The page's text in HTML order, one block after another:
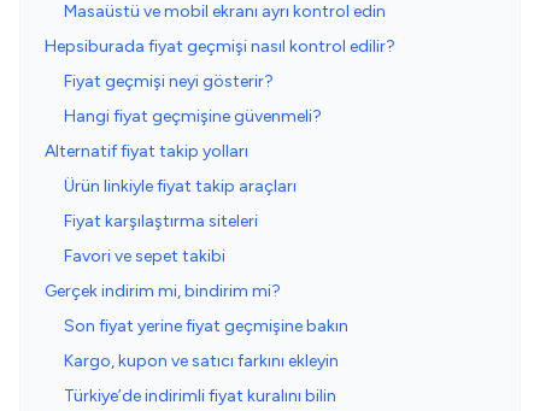
Masaüstü ve mobil ekranı ayrı kontrol edin
Hepsiburada fiyat geçmişi nasıl kontrol edilir?
Fiyat geçmişi neyi gösterir?
Hangi fiyat geçmişine güvenmeli?
Alternatif fiyat takip yolları
Ürün linkiyle fiyat takip araçları
Fiyat karşılaştırma siteleri
Favori ve sepet takibi
Gerçek indirim mi, bindirim mi?
Son fiyat yerine fiyat geçmişine bakın
Kargo, kupon ve satıcı farkını ekleyin
Türkiye’de indirimli fiyat kuralını bilin